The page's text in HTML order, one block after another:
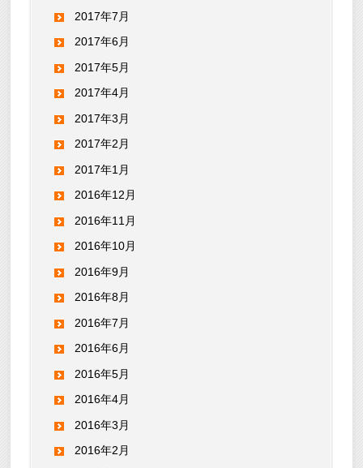
2017年7月
2017年6月
2017年5月
2017年4月
2017年3月
2017年2月
2017年1月
2016年12月
2016年11月
2016年10月
2016年9月
2016年8月
2016年7月
2016年6月
2016年5月
2016年4月
2016年3月
2016年2月